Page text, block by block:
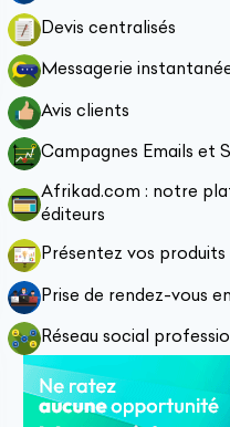
Devis centralisés
Messagerie
Avis clients
Campagnes Emails et
Afrikad.com : notre
éditeurs
Présentez vos produits
Prise de rendez-vous
Réseau social